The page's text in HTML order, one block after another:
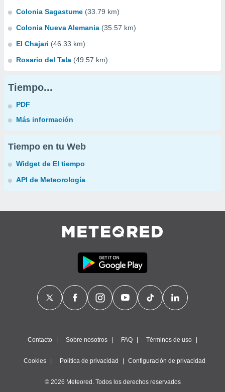
Colonia Sagastume (33.79 km)
Colonia Nueva Alemania (35.57 km)
El Chajari (46.33 km)
Rosario del Tala (49.57 km)
Tiempo...
PDF
Más información
Tiempo en tu Web
Widget de El tiempo
API de Meteorología
Contacto Sobre nosotros FAQ Términos de uso
Cookies Política de privacidad Configuración de privacidad
© 2026 Meteored. Todos los derechos reservados